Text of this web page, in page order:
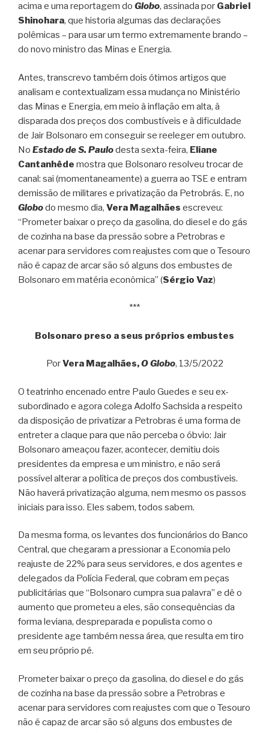
acima e uma reportagem do Globo, assinada por Gabriel
Shinohara, que historia algumas das declarações
polêmicas – para usar um termo extremamente brando –
do novo ministro das Minas e Energia.
Antes, transcrevo também dois ótimos artigos que
analisam e contextualizam essa mudança no Ministério
das Minas e Energia, em meio à inflação em alta, à
disparada dos preços dos combustíveis e à dificuldade
de Jair Bolsonaro em conseguir se reeleger em outubro.
No Estado de S. Paulodesta sexta-feira, Eliane
Cantanhêde mostra que Bolsonaro resolveu trocar de
canal: sai (momentaneamente) a guerra ao TSE e entram
demissão de militares e privatização da Petrobrás. E, no
Globodo mesmo dia, Vera Magalhães escreveu:
“Prometer baixar o preço da gasolina, do diesel e do gás
de cozinha na base da pressão sobre a Petrobras e
acenar para servidores com reajustes com que o Tesouro
não é capaz de arcar são só alguns dos embustes de
Bolsonaro em matéria econômica” (Sérgio Vaz)
***
Bolsonaro preso a seus próprios embustes
PorVera Magalhães,O Globo, 13/5/2022
O teatrinho encenado entre Paulo Guedes e seu ex-
subordinado e agora colega Adolfo Sachsida a respeito
da disposição de privatizar a Petrobras é uma forma de
entreter a claque para que não perceba o óbvio: Jair
Bolsonaro ameaçou fazer, acontecer, demitiu dois
presidentes da empresa e um ministro, e não será
possível alterar a política de preços dos combustíveis.
Não haverá privatização alguma, nem mesmo os passos
iniciais para isso. Eles sabem, todos sabem.
Da mesma forma, os levantes dos funcionários do Banco
Central, que chegaram a pressionar a Economia pelo
reajuste de 22% para seus servidores, e dos agentes e
delegados da Polícia Federal, que cobram em peças
publicitárias que “Bolsonaro cumpra sua palavra” e dê o
aumento que prometeu a eles, são consequências da
forma leviana, despreparada e populista como o
presidente age também nessa área, que resulta em tiro
em seu próprio pé.
Prometer baixar o preço da gasolina, do diesel e do gás
de cozinha na base da pressão sobre a Petrobras e
acenar para servidores com reajustes com que o Tesouro
não é capaz de arcar são só alguns dos embustes de